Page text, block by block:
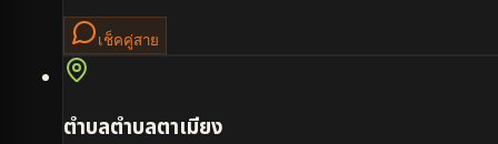
เช็คคู่สาย
ตำบลตำบลตาเมียง